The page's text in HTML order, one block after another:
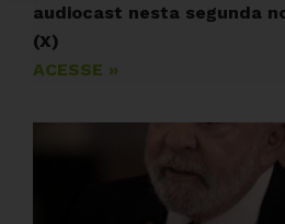
audiocast nesta segunda
(X)
ACESSE »